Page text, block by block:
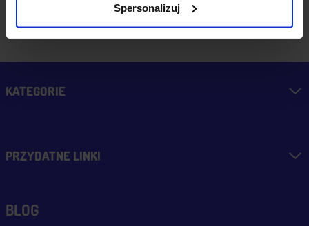
Spersonalizuj
KATEGORIE
PRZYDATNE LINKI
BLOG